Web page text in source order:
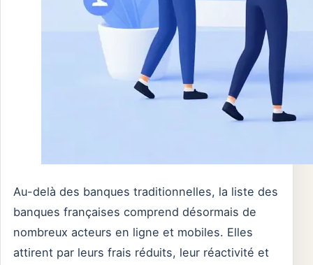
Au-delà des banques traditionnelles, la liste des
banques françaises comprend désormais de
nombreux acteurs en ligne et mobiles. Elles
attirent par leurs frais réduits, leur réactivité et